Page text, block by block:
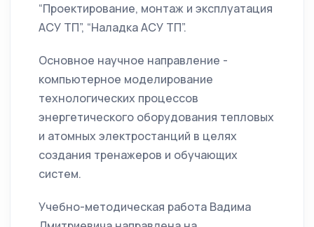
“Проектирование, монтаж и эксплуатация
АСУ ТП”, “Наладка АСУ ТП”.
Основное научное направление -
компьютерное моделирование
технологических процессов
энергетического оборудования тепловых
и атомных электростанций в целях
создания тренажеров и обучающих
систем.
Учебно-методическая работа Вадима